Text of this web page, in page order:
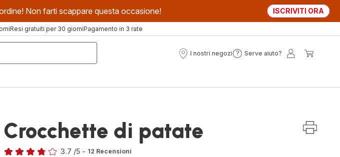
Non farti scappare questa occasione! ISCRIVITI ORA
Resi gratuiti per 30 giorniPagamento in 3 rate
I nostri negozi
I
Serve aiuto?
Serve
Crocchette di patate
3.7 /5 - 12 Recensioni